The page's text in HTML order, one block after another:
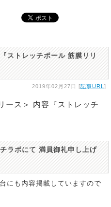
トレッチポール 筋膜リリ
2019年02月27日 [記事URL ]
ース＞ 内容『ストレッチ
ラボにて 満員御礼申し上げ
にも内容掲載していますので